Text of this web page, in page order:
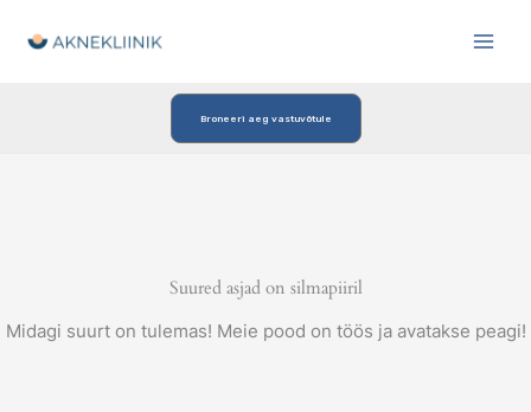
Broneeri aeg vastuvõtule
Suured asjad on silmapiiril
Midagi suurt on tulemas! Meie pood on töös ja avatakse peagi!